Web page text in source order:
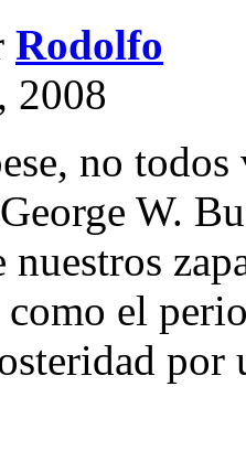
Rodolfo
2008
no
W.
el